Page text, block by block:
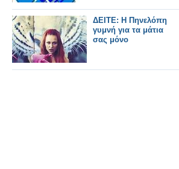
ΔΕΙΤΕ: Η Πηνελόπη
γυμνή για τα μάτια
σας μόνο